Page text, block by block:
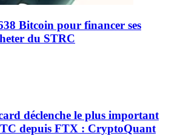
Bitcoin pour financer ses
du STRC
déclenche le plus important
depuis FTX : CryptoQuant